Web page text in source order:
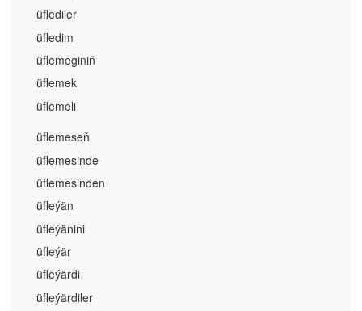
üflediler
üfledim
üflemeginiň
üflemek
üflemeli
üflemeseň
üflemesinde
üflemesinden
üfleýän
üfleýänini
üfleýär
üfleýärdi
üfleýärdiler